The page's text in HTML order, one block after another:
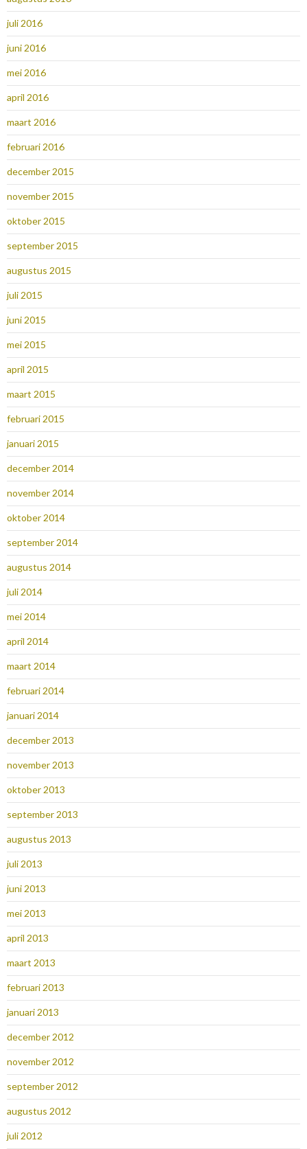
juli 2016
juni 2016
mei 2016
april 2016
maart 2016
februari 2016
december 2015
november 2015
oktober 2015
september 2015
augustus 2015
juli 2015
juni 2015
mei 2015
april 2015
maart 2015
februari 2015
januari 2015
december 2014
november 2014
oktober 2014
september 2014
augustus 2014
juli 2014
mei 2014
april 2014
maart 2014
februari 2014
januari 2014
december 2013
november 2013
oktober 2013
september 2013
augustus 2013
juli 2013
juni 2013
mei 2013
april 2013
maart 2013
februari 2013
januari 2013
december 2012
november 2012
september 2012
augustus 2012
juli 2012